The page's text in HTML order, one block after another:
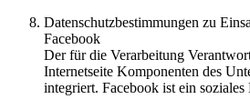
Datenschutzbestimmungen zu
Facebook
Der für die Verarbeitung
Internetseite Komponenten des
integriert. Facebook ist ein soziales